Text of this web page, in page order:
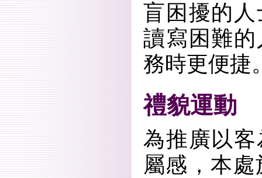
盲困擾的
讀寫困難
務時更便捷
禮貌運動
為推廣以
屬感，本